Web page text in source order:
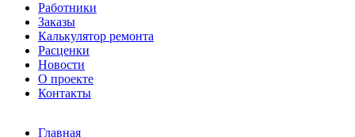
Работники
Заказы
Калькулятор ремонта
Расценки
Новости
О проекте
Контакты
Главная